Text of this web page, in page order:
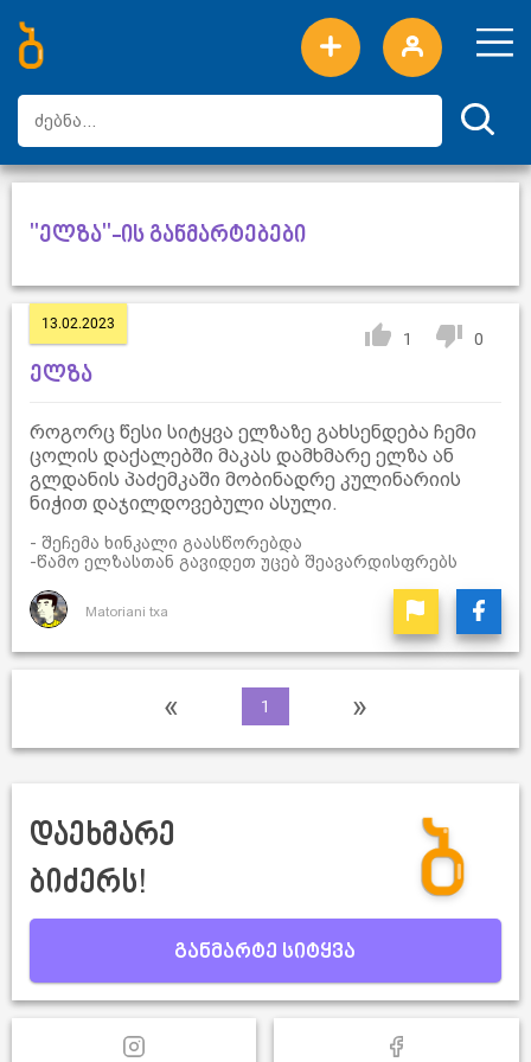
ახალი სიტყვები
ტოპ სიტყვები
დღის ტოპ სიტყვები
ტოპ მომხმარებლები
"ელზა"-ის განმარტებები
13.02.2023
1 0
ელზა
როგორც წესი სიტყვა ელზაზე გახსენდება ჩემი
ცოლის დაქალებში მაკას დამხმარე ელზა ან
გლდანის პაძემკაში მობინადრე კულინარიის
ნიჭით დაჯილდოვებული ასული.
- შეჩემა ხინკალი გაასწორებდა
-წამო ელზასთან გავიდეთ უცებ შეავარდისფრებს
Matoriani txa
« 1 »
დაეხმარე
ბიძერს!
განმარტე სიტყვა